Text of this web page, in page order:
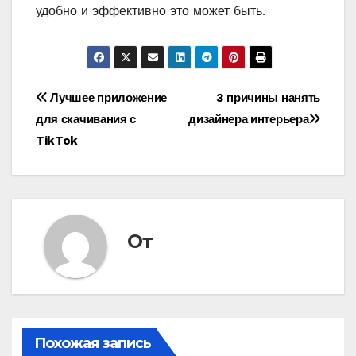
удобно и эффективно это может быть.
Навигация
по
записям
3 причины нанять
дизайнера интерьера
Лучшее приложение
для скачивания с
TikTok
От
Похожая запись